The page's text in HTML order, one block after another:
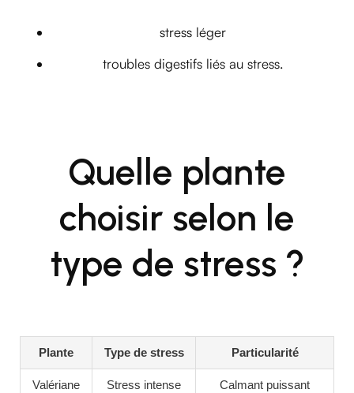
stress léger
troubles digestifs liés au stress.
Quelle plante
choisir selon le
type de stress ?
Plante Type de stress Particularité
Valériane Stress intense Calmant puissant